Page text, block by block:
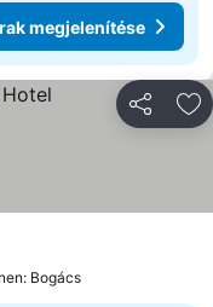
megjelenítése
Bogács